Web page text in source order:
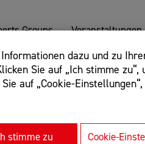
dazu und zu
Sie auf „Ich stimme
auf „Cookie-
stimme zu Cookie-
Groups Veranstaltungen
+webshop, Begriff